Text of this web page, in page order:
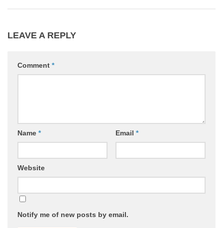
LEAVE A REPLY
Comment *
Name * Email *
Website
Notify me of new posts by email.